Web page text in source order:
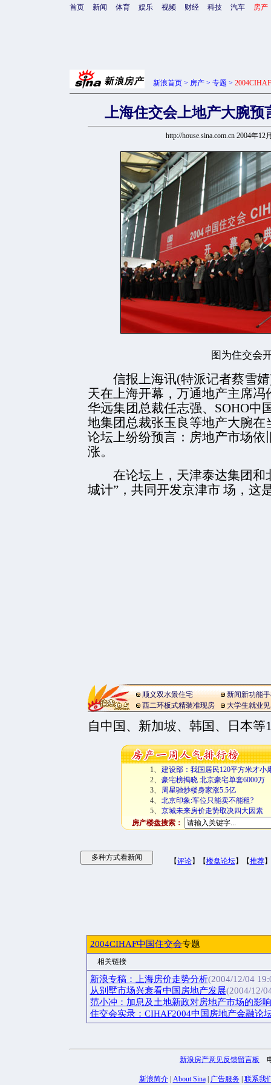
首页 新闻 体育 娱乐 视频 财经 科技 汽车 房产
新浪首页 > 房产 > 专题 >
上海住交会上地产大腕预
http://house.sina.com.cn 2004年12
图为住交会
信报上海讯(特派记者蔡雪婧
天在上海开幕，万通地产主席
华远集团总裁任志强、SOHO中
地集团总裁张玉良等地产大腕
论坛上纷纷预言：房地产市场
涨。
在论坛上，天津泰达集团和
城计”，共同开发京津市
顺义双水景住宅
新闻新功能
西二环板式精装准现房
大学生就业
场，这
自中国、新加坡、韩国、日本
1、
建设部：我国居民120平方米才小
2、
豪宅榜揭晓 北京豪宅单套6000万
3、
周星驰炒楼身家涨5.5亿
4、
北京印象:车位只能卖不能租?
5、
京城未来房价走势取决四大因素
房产楼盘搜索：
【评论】【楼盘论坛】【推荐
2004CIHAF中国住交会专题
相关链接
新浪专稿：上海房价走势分析(2004/12/04
从别墅市场兴衰看中国房地产发展(2004/12/
范小冲：加息及土地新政对房地产市场的影响
住交会实录：CIHAF2004中国房地产金融论
新浪房产意见反馈留言板
新浪简介| About Sina| 广告服务| 联系我